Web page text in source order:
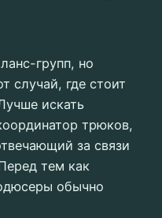
групп, но
случай, где стоит
искать
трюков,
за связи
тем как
обычно